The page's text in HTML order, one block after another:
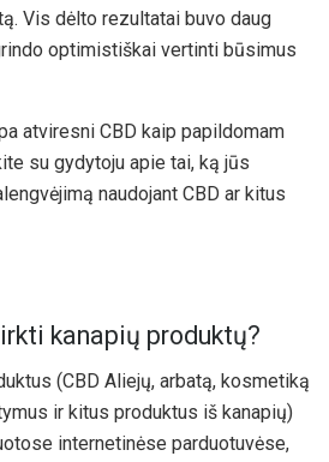
Vis dėlto rezultatai buvo daug
optimistiškai vertinti būsimus
atviresni CBD kaip papildomam
su gydytoju apie tai, ką jūs
naudojant CBD ar kitus
kanapių produktų?
(CBD Aliejų, arbatą, kosmetiką
ir kitus produktus iš kanapių)
internetinėse parduotuvėse,